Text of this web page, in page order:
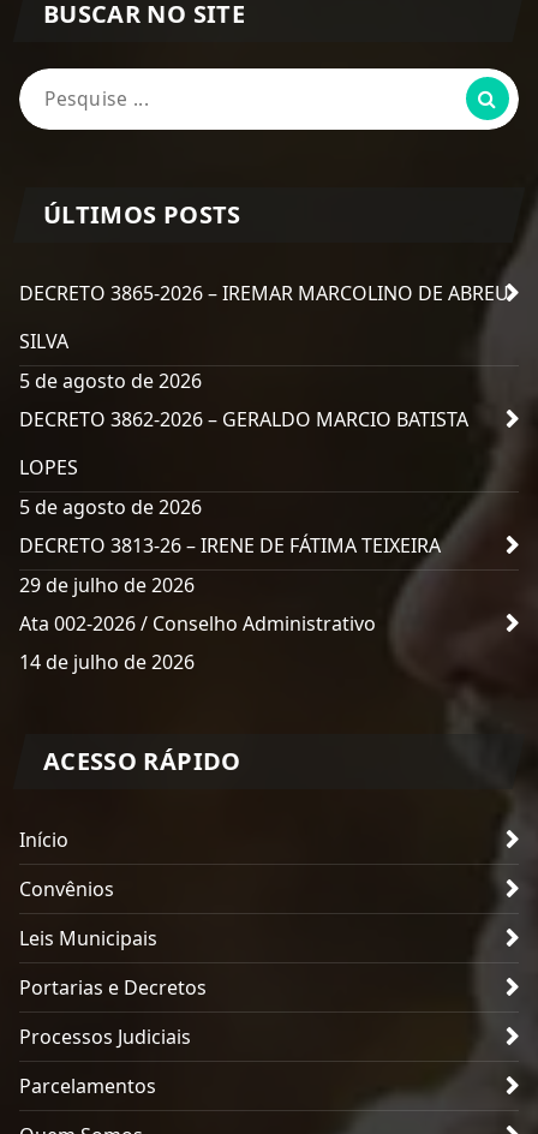
BUSCAR NO SITE
Pesquisa
por:
ÚLTIMOS POSTS
DECRETO 3865-2026 – IREMAR MARCOLINO DE ABREU
SILVA
5 de agosto de 2026
DECRETO 3862-2026 – GERALDO MARCIO BATISTA
LOPES
5 de agosto de 2026
DECRETO 3813-26 – IRENE DE FÁTIMA TEIXEIRA
29 de julho de 2026
Ata 002-2026 / Conselho Administrativo
14 de julho de 2026
ACESSO RÁPIDO
Início
Convênios
Leis Municipais
Portarias e Decretos
Processos Judiciais
Parcelamentos